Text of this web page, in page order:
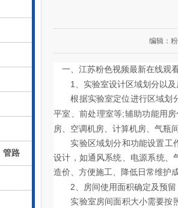
管路
编辑：
一、江苏粉色视频最新在线
1、实验室设计区域划分
根据实验室定位进行区域划分和
平室、前处理室等;辅助功能用房包
房、空调机房、计算机房、气瓶
实验区域划分和功能设置工作
设计，如通风系统、电源系统
造价、方便施工、降低日常维护成本
2、房间使用面积确定及预留
实验室房间面积大小需要按照实